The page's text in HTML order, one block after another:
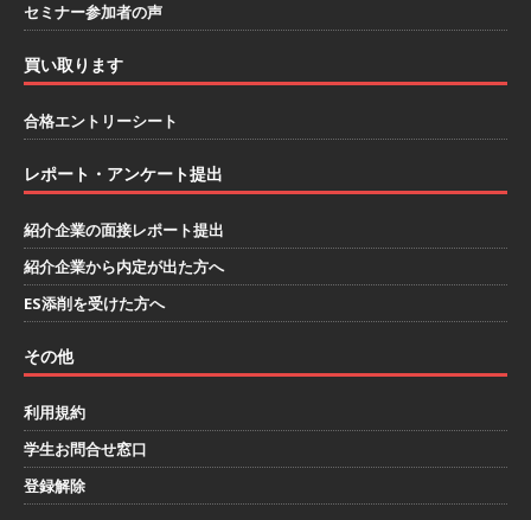
財に成長することが可能 ｜ 住宅手当有 ｜ スチー
[ 2026年5月11日 ]
科・疼痛領域から信頼の厚い老舗製薬メーカー
年 ｜ 日本臓器製薬
体育会積極採用企業
セミナー参加者の声
買い取ります
合格エントリーシート
レポート・アンケート提出
紹介企業の面接レポート提出
紹介企業から内定が出た方へ
ES添削を受けた方へ
その他
利用規約
学生お問合せ窓口
登録解除